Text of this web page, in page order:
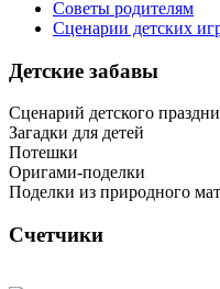
Советы родителям
Сценарии детских
Детские забавы
Сценарий детского
Загадки для детей
Потешки
Оригами-поделки
Поделки из природного
Счетчики